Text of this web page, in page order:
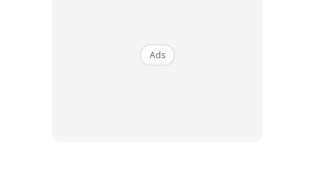
al-Quran, anjuran Yayasan Warisan Ummah Ikhlas.
Ads